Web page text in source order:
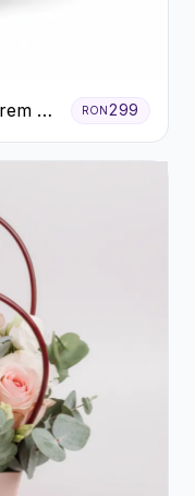
cu
RON299